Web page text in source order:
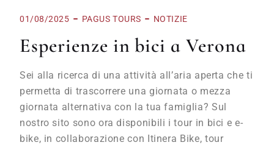
01/08/2025 PAGUS TOURS NOTIZIE
Esperienze in bici a Verona
Sei alla ricerca di una attività all’aria aperta che ti
permetta di trascorrere una giornata o mezza
giornata alternativa con la tua famiglia? Sul
nostro sito sono ora disponibili i tour in bici e e-
bike, in collaborazione con Itinera Bike, tour